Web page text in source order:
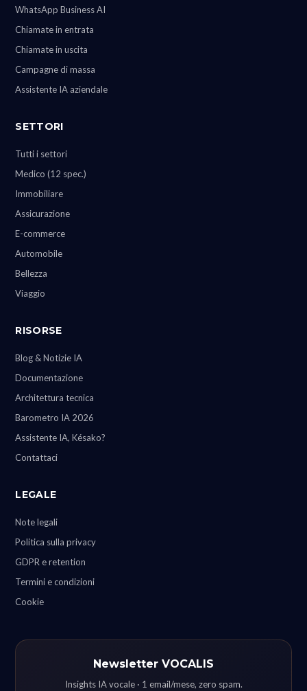
WhatsApp Business AI
Chiamate in entrata
Chiamate in uscita
Campagne di massa
Assistente IA aziendale
SETTORI
Tutti i settori
Medico (12 spec.)
Immobiliare
Assicurazione
E-commerce
Automobile
Bellezza
Viaggio
RISORSE
Blog & Notizie IA
Documentazione
Architettura tecnica
Barometro IA 2026
Assistente IA, Késako?
Contattaci
LEGALE
Note legali
Politica sulla privacy
GDPR e retention
Termini e condizioni
Cookie
Newsletter VOCALIS
Insights IA vocale · 1 email/mese, zero spam.